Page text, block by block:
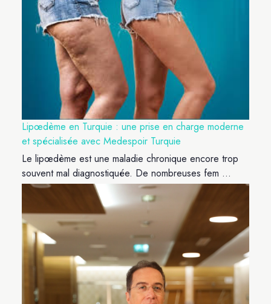
Lipœdème en Turquie : une prise en charge moderne
et spécialisée avec Medespoir Turquie
Le lipœdème est une maladie chronique encore trop
souvent mal diagnostiquée. De nombreuses fem ...